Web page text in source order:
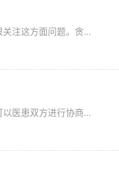
注这方面问题。贪...
医患双方进行协商...